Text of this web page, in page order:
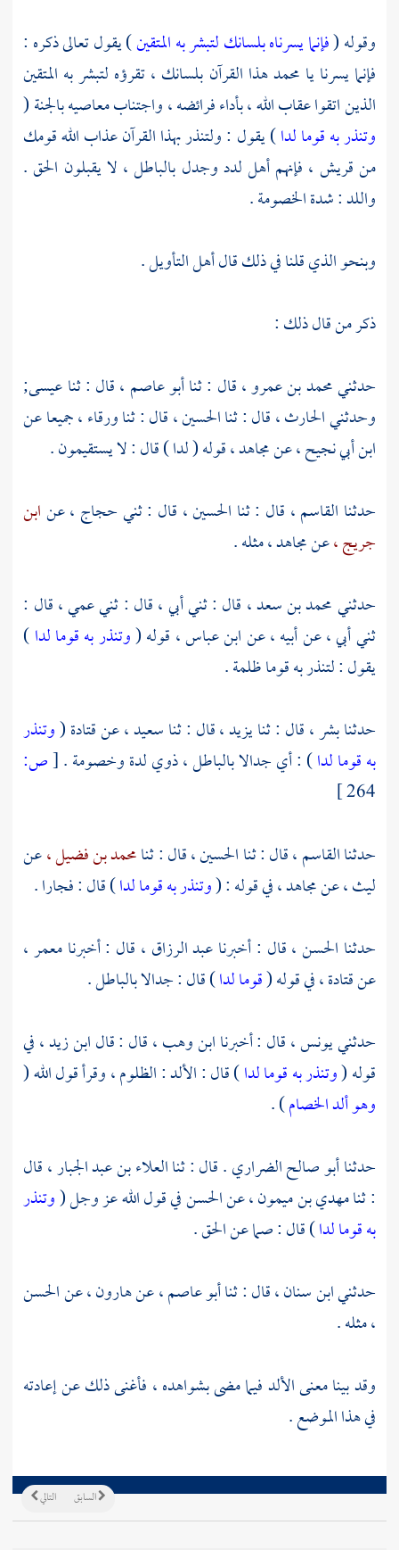
وقوله (فإنما يسرناه بلسانك لتبشر به المتقين) يقول تعالى ذكره :
فإنما يسرنا يا محمد هذا القرآن بلسانك ، تقرؤه لتبشر به المتقين
الذين اتقوا عقاب الله ، بأداء فرائضه ، واجتناب معاصيه بالجنة (
وتنذر به قوما لدا) يقول : ولتنذر بهذا القرآن عذاب الله قومك
منقريش ، فإنهم أهل لدد وجدل بالباطل ، لا يقبلون الحق .
واللد : شدة الخصومة .
وبنحو الذي قلنا في ذلك قال أهل التأويل .
ذكر من قال ذلك :
حدثنيمحمد بن عمرو ،قال : ثناأبو عاصم ،قال : ثناعيسى;
وحدثنيالحارث ،قال : ثناالحسين ،قال : ثناورقاء ،جميعا عن
ابن أبي نجيح ،عنمجاهد ،قوله ( لدا ) قال : لا يستقيمون .
حدثنا القاسم ، قال : ثنا الحسين ، قال : ثنيحجاج ،عنابن
جريج ،عنمجاهد ،مثله .
حدثنيمحمد بن سعد ، قال : ثني أبي ، قال : ثني عمي ، قال :
ثني أبي ، عن أبيه ، عنابن عباس ، قوله (وتنذر به قوما لدا)
يقول : لتنذر به قوما ظلمة .
حدثنابشر ،قال : ثنايزيد ،قال : ثناسعيد ،عنقتادة(وتنذر
به قوما لدا) : أي جدالا بالباطل ، ذوي لدة وخصومة .[ص:
264 ]
حدثناالقاسم ،قال : ثناالحسين ،قال : ثنامحمد بن فضيل ،عن
ليث ،عنمجاهد ،في قوله : (وتنذر به قوما لدا) قال : فجارا .
حدثنا الحسن ،قال : أخبرناعبد الرزاق ، قال : أخبرنامعمر ،
عنقتادة ،في قوله (قوما لدا) قال : جدالا بالباطل .
حدثنييونس ،قال : أخبرناابن وهب ،قال : قالابن زيد ،في
قوله (وتنذر به قوما لدا) قال : الألد : الظلوم ، وقرأ قول الله (
وهو ألد الخصام) .
حدثناأبو صالح الضراري. قال : ثناالعلاء بن عبد الجبار ،قال
: ثنامهدي بن ميمون ،عنالحسنفي قول الله عز وجل (وتنذر
به قوما لدا) قال : صما عن الحق .
حدثنيابن سنان ،قال : ثناأبو عاصم ،عنهارون ،عنالحسن
،مثله .
وقد بينا معنى الألد فيما مضى بشواهده ، فأغنى ذلك عن إعادته
في هذا الموضع .
التالي السابق